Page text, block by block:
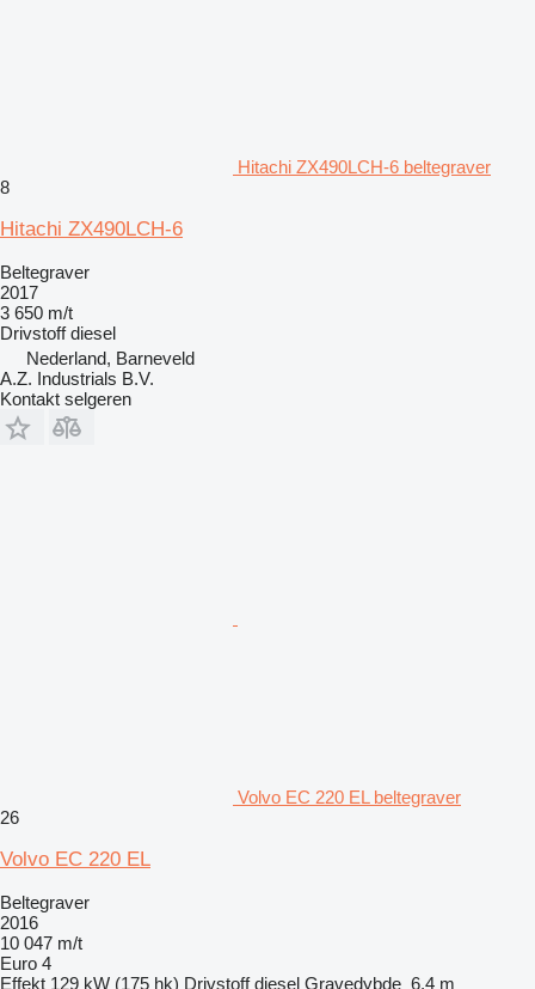
Hitachi ZX490LCH-6 beltegraver
8
Hitachi ZX490LCH-6
Beltegraver
2017
3 650 m/t
Drivstoff diesel
Nederland, Barneveld
A.Z. Industrials B.V.
Kontakt selgeren
Volvo EC 220 EL beltegraver
26
Volvo EC 220 EL
Beltegraver
2016
10 047 m/t
Euro 4
Effekt 129 kW (175 hk) Drivstoff diesel Gravedybde 6,4 m